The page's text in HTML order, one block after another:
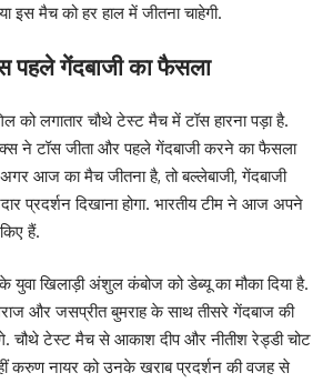
इस मैच को हर हाल में जीतना चाहेगी.
पहले गेंदबाजी का फैसला
को लगातार चौथे टेस्ट मैच में टॉस हारना पड़ा है.
ने टॉस जीता और पहले गेंदबाजी करने का फैसला
अगर आज का मैच जीतना है, तो बल्लेबाजी, गेंदबाजी
प्रदर्शन दिखाना होगा. भारतीय टीम ने आज अपने
हैं.
युवा खिलाड़ी अंशुल कंबोज को डेब्यू का मौका दिया है.
और जसप्रीत बुमराह के साथ तीसरे गेंदबाज की
चौथे टेस्ट मैच से आकाश दीप और नीतीश रेड्डी चोट
करुण नायर को उनके खराब प्रदर्शन की वजह से